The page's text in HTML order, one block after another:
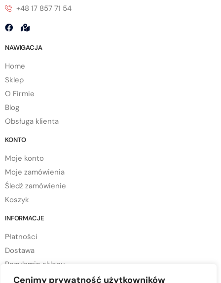
Cenimy prywatność użytkowników
+48 17 857 71 54
NAWIGACJA
Home
Sklep
O Firmie
Blog
Obsługa klienta
KONTO
Moje konto
Moje zamówienia
Śledź zamówienie
Koszyk
INFORMACJE
Płatności
Dostawa
Regulamin sklepu
Polityka prywatności